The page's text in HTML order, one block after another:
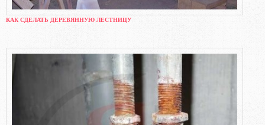
КАК СДЕЛАТЬ ДЕРЕВЯННУЮ ЛЕСТНИЦУ